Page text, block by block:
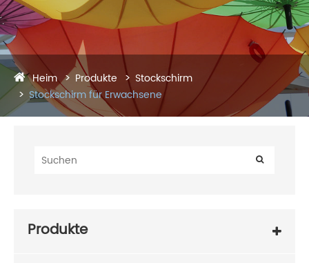
Heim Produkte
Stockschirm
Stockschirm für Erwachsene
Produkte